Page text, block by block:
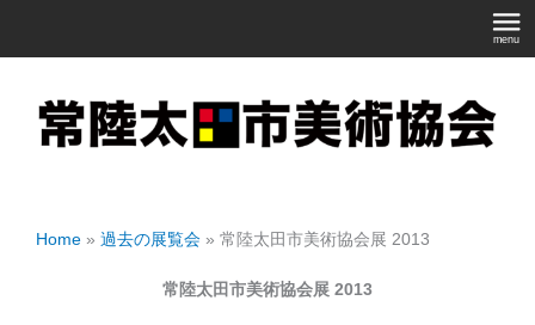
Home » 過去の展覧会 » 常陸太田市美術協会展 2013
常陸太田市美術協会展 2013